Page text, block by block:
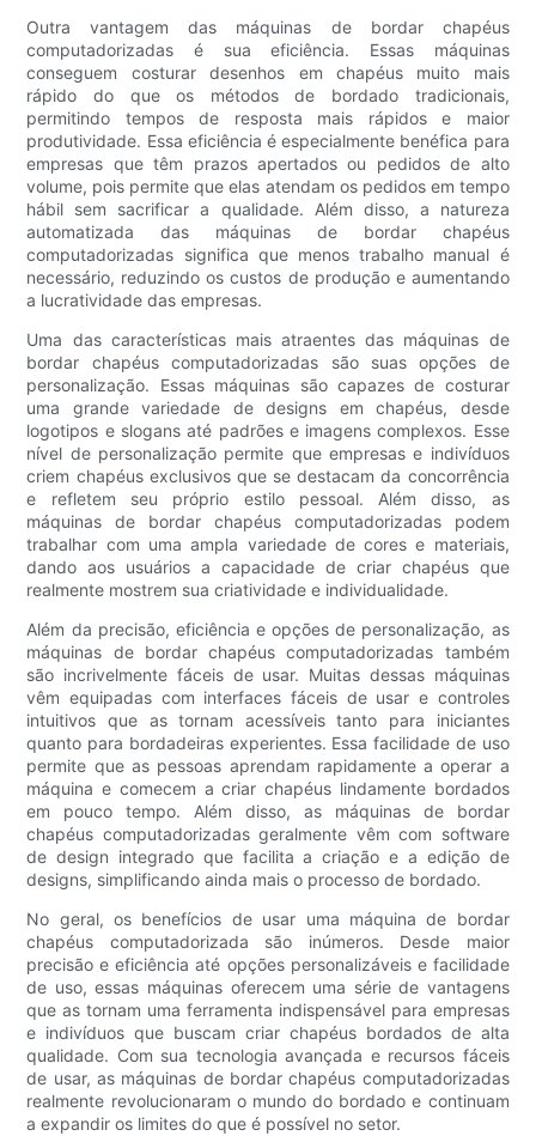
Outra vantagem das máquinas de bordar chapéus
computadorizadas é sua eficiência. Essas máquinas
conseguem costurar desenhos em chapéus muito mais
rápido do que os métodos de bordado tradicionais,
permitindo tempos de resposta mais rápidos e maior
produtividade. Essa eficiência é especialmente benéfica para
empresas que têm prazos apertados ou pedidos de alto
volume, pois permite que elas atendam os pedidos em tempo
hábil sem sacrificar a qualidade. Além disso, a natureza
automatizada das máquinas de bordar chapéus
computadorizadas significa que menos trabalho manual é
necessário, reduzindo os custos de produção e aumentando
a lucratividade das empresas.
Uma das características mais atraentes das máquinas de
bordar chapéus computadorizadas são suas opções de
personalização. Essas máquinas são capazes de costurar
uma grande variedade de designs em chapéus, desde
logotipos e slogans até padrões e imagens complexos. Esse
nível de personalização permite que empresas e indivíduos
criem chapéus exclusivos que se destacam da concorrência
e refletem seu próprio estilo pessoal. Além disso, as
máquinas de bordar chapéus computadorizadas podem
trabalhar com uma ampla variedade de cores e materiais,
dando aos usuários a capacidade de criar chapéus que
realmente mostrem sua criatividade e individualidade.
Além da precisão, eficiência e opções de personalização, as
máquinas de bordar chapéus computadorizadas também
são incrivelmente fáceis de usar. Muitas dessas máquinas
vêm equipadas com interfaces fáceis de usar e controles
intuitivos que as tornam acessíveis tanto para iniciantes
quanto para bordadeiras experientes. Essa facilidade de uso
permite que as pessoas aprendam rapidamente a operar a
máquina e comecem a criar chapéus lindamente bordados
em pouco tempo. Além disso, as máquinas de bordar
chapéus computadorizadas geralmente vêm com software
de design integrado que facilita a criação e a edição de
designs, simplificando ainda mais o processo de bordado.
No geral, os benefícios de usar uma máquina de bordar
chapéus computadorizada são inúmeros. Desde maior
precisão e eficiência até opções personalizáveis e facilidade
de uso, essas máquinas oferecem uma série de vantagens
que as tornam uma ferramenta indispensável para empresas
e indivíduos que buscam criar chapéus bordados de alta
qualidade. Com sua tecnologia avançada e recursos fáceis
de usar, as máquinas de bordar chapéus computadorizadas
realmente revolucionaram o mundo do bordado e continuam
a expandir os limites do que é possível no setor.